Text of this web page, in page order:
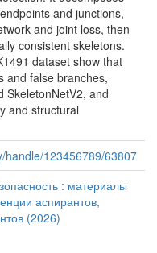
and junctions,
and joint loss, then
consistent skeletons.
dataset show that
and false branches,
SkeletonNetV2, and
and structural
handle/123456789/63807
: материалы
аспирантов,
(2026)